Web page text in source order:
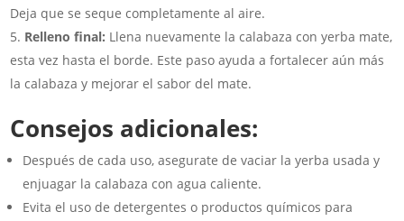
Deja que se seque completamente al aire.
Relleno final: Llena nuevamente la calabaza con yerba mate,
esta vez hasta el borde. Este paso ayuda a fortalecer aún más
la calabaza y mejorar el sabor del mate.
Consejos adicionales:
Después de cada uso, asegurate de vaciar la yerba usada y
enjuagar la calabaza con agua caliente.
Evita el uso de detergentes o productos químicos para